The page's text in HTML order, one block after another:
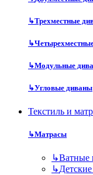
↳Трехместные
↳
↳Модульные
↳Угловые диваны
Текстиль и
↳Матрасы
↳Ватные
↳